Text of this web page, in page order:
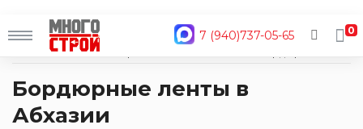
7 (940)737-05-65
0
Главная
Каталог
Бордюрные ленты в
Абхазии